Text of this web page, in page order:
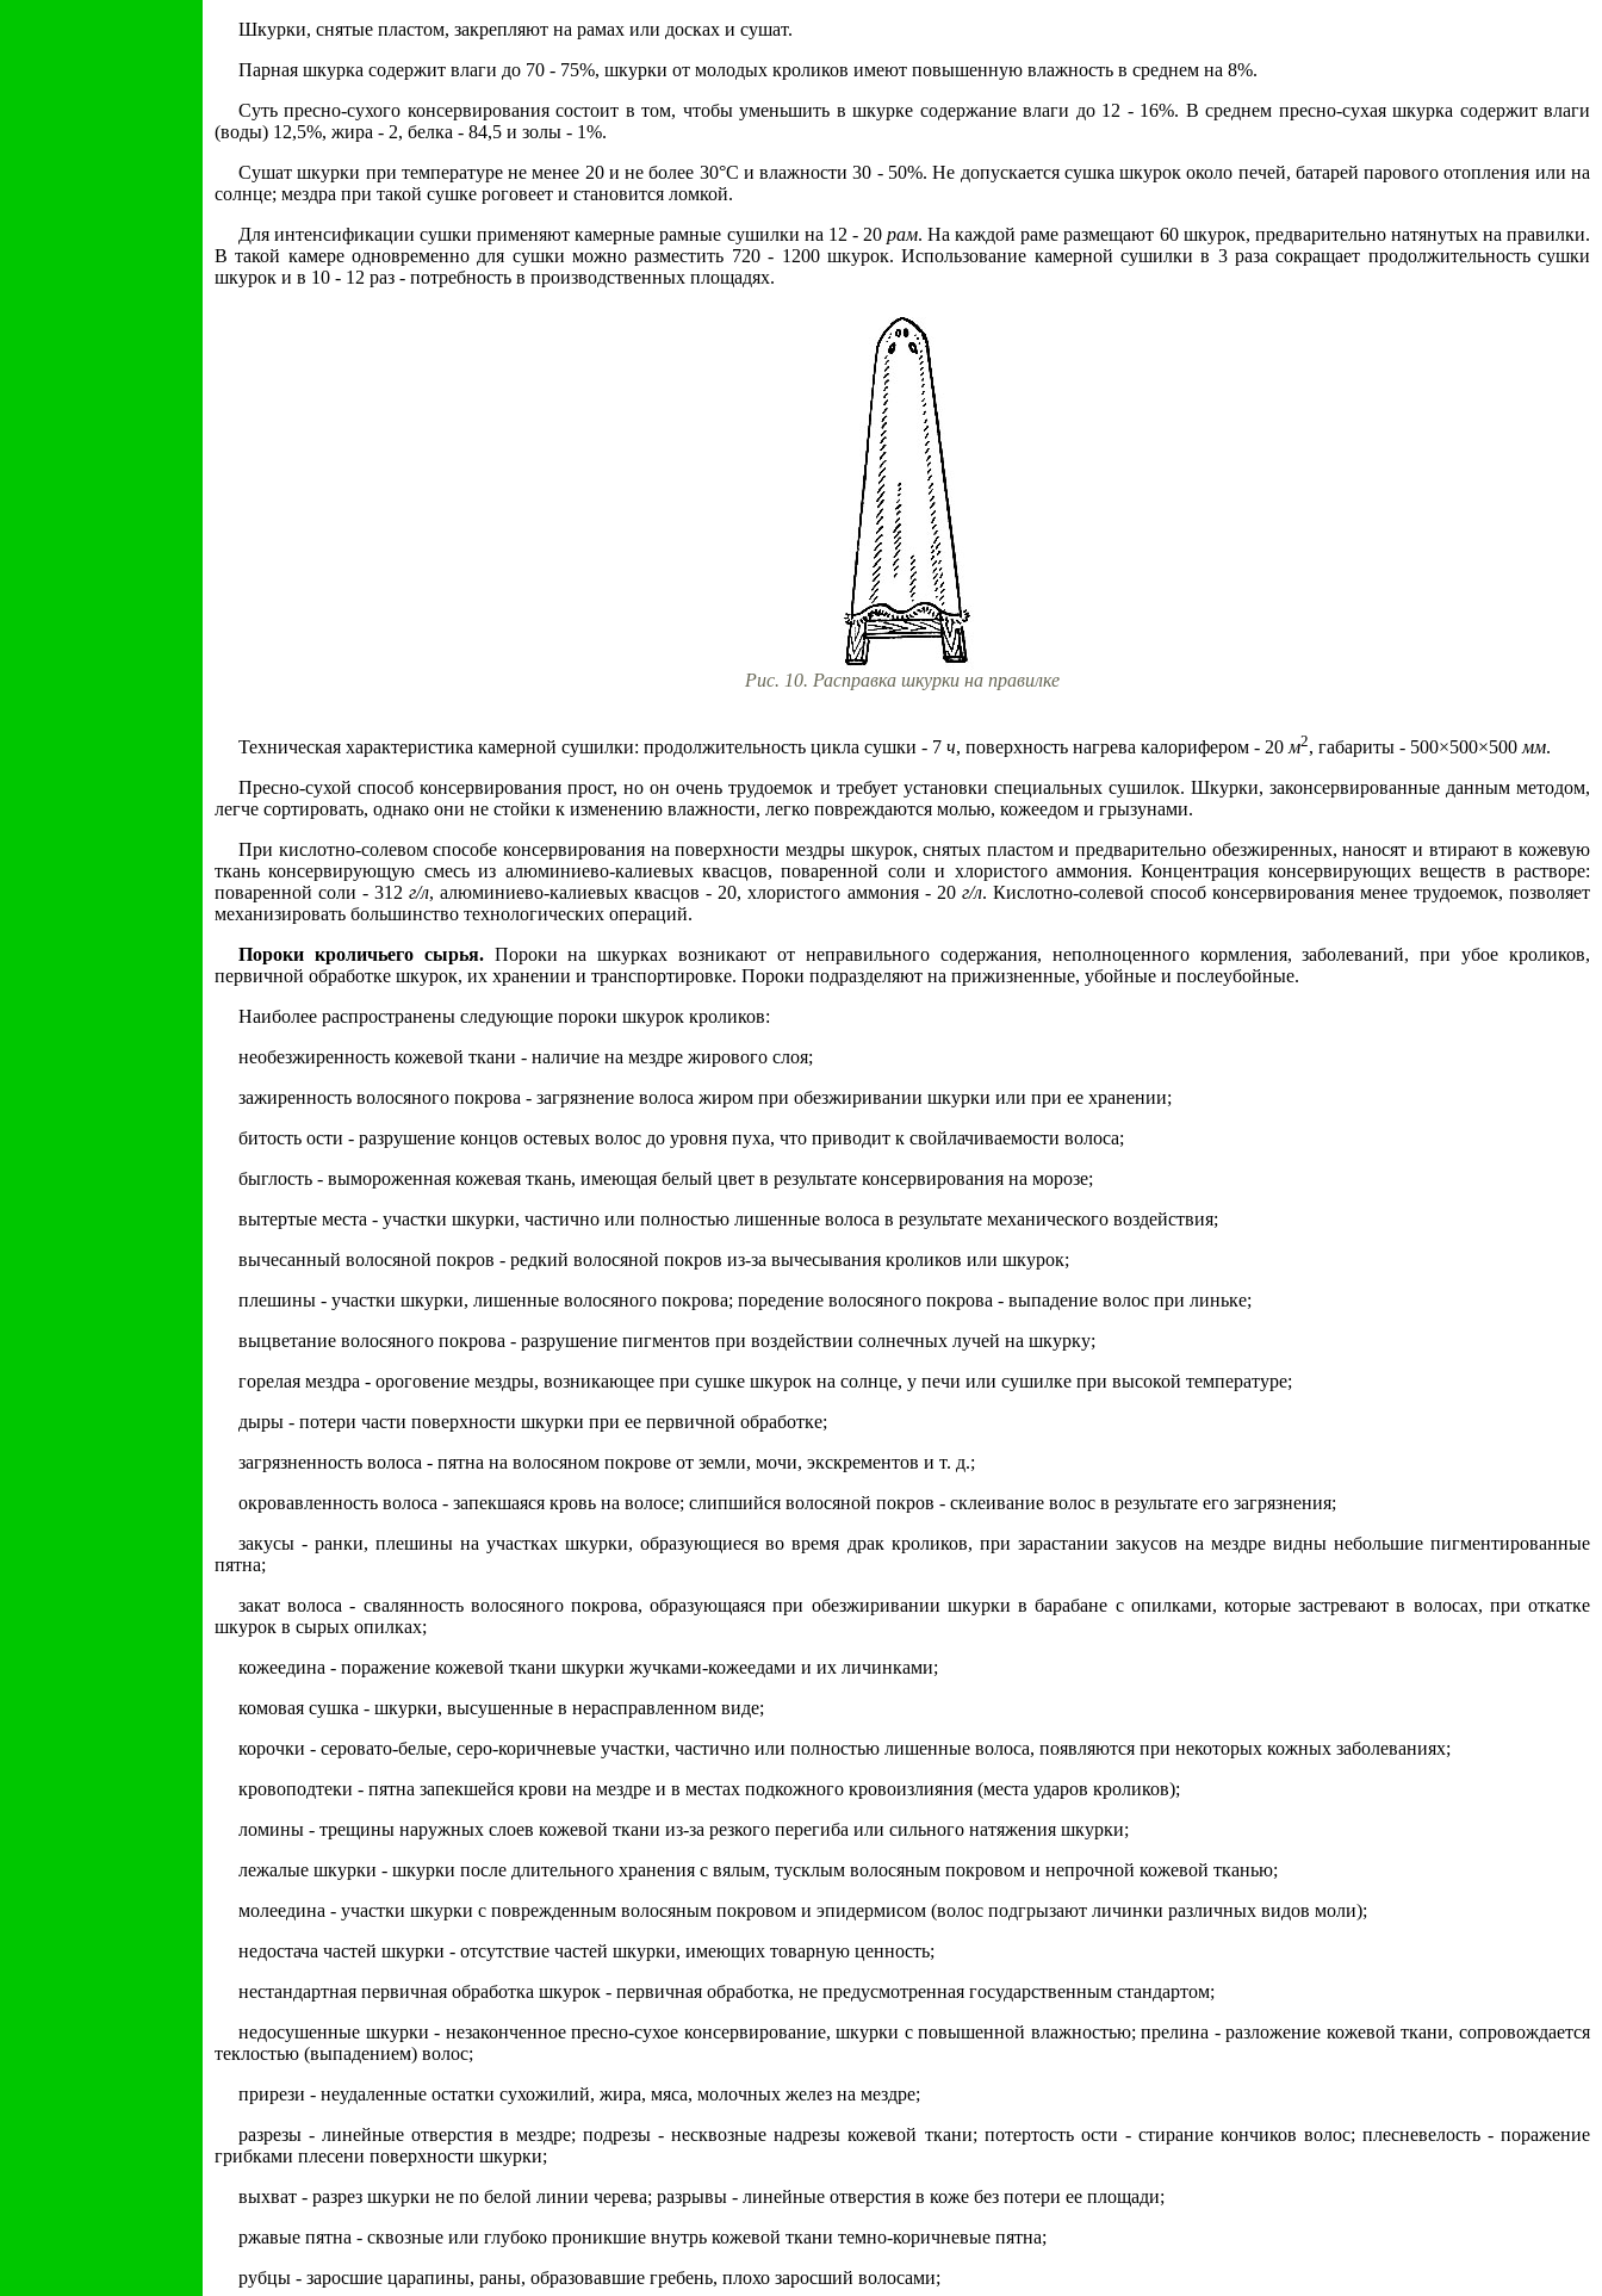
Шкурки, снятые пластом, закрепляют на рамах или досках и сушат.
Парная шкурка содержит влаги до 70 - 75%, шкурки от молодых кроликов имеют повышенную влажность в среднем на 8%.
Суть пресно-сухого консервирования состоит в том, чтобы уменьшить в шкурке содержание влаги до 12 - 16%. В среднем пресно-сухая шкурка содержит влаги
(воды) 12,5%, жира - 2, белка - 84,5 и золы - 1%.
Сушат шкурки при температуре не менее 20 и не более 30°С и влажности 30 - 50%. Не допускается сушка шкурок около печей, батарей парового отопления или на
солнце; мездра при такой сушке роговеет и становится ломкой.
Для интенсификации сушки применяют камерные рамные сушилки на 12 - 20рам. На каждой раме размещают 60 шкурок, предварительно натянутых на правилки.
В такой камере одновременно для сушки можно разместить 720 - 1200 шкурок. Использование камерной сушилки в 3 раза сокращает продолжительность сушки
шкурок и в 10 - 12 раз - потребность в производственных площадях.
Рис. 10. Расправка шкурки на правилке
Техническая характеристика камерной сушилки: продолжительность цикла сушки - 7 ч, поверхность нагрева калорифером - 20 м2, габариты - 500×500×500 мм.
Пресно-сухой способ консервирования прост, но он очень трудоемок и требует установки специальных сушилок. Шкурки, законсервированные данным методом,
легче сортировать, однако они не стойки к изменению влажности, легко повреждаются молью, кожеедом и грызунами.
При кислотно-солевом способе консервирования на поверхности мездры шкурок, снятых пластом и предварительно обезжиренных, наносят и втирают в кожевую
ткань консервирующую смесь из алюминиево-калиевых квасцов, поваренной соли и хлористого аммония. Концентрация консервирующих веществ в растворе:
поваренной соли - 312г/л, алюминиево-калиевых квасцов - 20, хлористого аммония - 20 г/л. Кислотно-солевой способ консервирования менее трудоемок, позволяет
механизировать большинство технологических операций.
Пороки кроличьего сырья.Пороки на шкурках возникают от неправильного содержания, неполноценного кормления, заболеваний, при убое кроликов,
первичной обработке шкурок, их хранении и транспортировке. Пороки подразделяют на прижизненные, убойные и послеубойные.
Наиболее распространены следующие пороки шкурок кроликов:
необезжиренность кожевой ткани - наличие на мездре жирового слоя;
зажиренность волосяного покрова - загрязнение волоса жиром при обезжиривании шкурки или при ее хранении;
битость ости - разрушение концов остевых волос до уровня пуха, что приводит к свойлачиваемости волоса;
быглость - вымороженная кожевая ткань, имеющая белый цвет в результате консервирования на морозе;
вытертые места - участки шкурки, частично или полностью лишенные волоса в результате механического воздействия;
вычесанный волосяной покров - редкий волосяной покров из-за вычесывания кроликов или шкурок;
плешины - участки шкурки, лишенные волосяного покрова; поредение волосяного покрова - выпадение волос при линьке;
выцветание волосяного покрова - разрушение пигментов при воздействии солнечных лучей на шкурку;
горелая мездра - ороговение мездры, возникающее при сушке шкурок на солнце, у печи или сушилке при высокой температуре;
дыры - потери части поверхности шкурки при ее первичной обработке;
загрязненность волоса - пятна на волосяном покрове от земли, мочи, экскрементов и т. д.;
окровавленность волоса - запекшаяся кровь на волосе; слипшийся волосяной покров - склеивание волос в результате его загрязнения;
закусы - ранки, плешины на участках шкурки, образующиеся во время драк кроликов, при зарастании закусов на мездре видны небольшие пигментированные
пятна;
закат волоса - свалянность волосяного покрова, образующаяся при обезжиривании шкурки в барабане с опилками, которые застревают в волосах, при откатке
шкурок в сырых опилках;
кожеедина - поражение кожевой ткани шкурки жучками-кожеедами и их личинками;
комовая сушка - шкурки, высушенные в нерасправленном виде;
корочки - серовато-белые, серо-коричневые участки, частично или полностью лишенные волоса, появляются при некоторых кожных заболеваниях;
кровоподтеки - пятна запекшейся крови на мездре и в местах подкожного кровоизлияния (места ударов кроликов);
ломины - трещины наружных слоев кожевой ткани из-за резкого перегиба или сильного натяжения шкурки;
лежалые шкурки - шкурки после длительного хранения с вялым, тусклым волосяным покровом и непрочной кожевой тканью;
молеедина - участки шкурки с поврежденным волосяным покровом и эпидермисом (волос подгрызают личинки различных видов моли);
недостача частей шкурки - отсутствие частей шкурки, имеющих товарную ценность;
нестандартная первичная обработка шкурок - первичная обработка, не предусмотренная государственным стандартом;
недосушенные шкурки - незаконченное пресно-сухое консервирование, шкурки с повышенной влажностью; прелина - разложение кожевой ткани, сопровождается
теклостью (выпадением) волос;
прирези - неудаленные остатки сухожилий, жира, мяса, молочных желез на мездре;
разрезы - линейные отверстия в мездре; подрезы - несквозные надрезы кожевой ткани; потертость ости - стирание кончиков волос; плесневелость - поражение
грибками плесени поверхности шкурки;
выхват - разрез шкурки не по белой линии черева; разрывы - линейные отверстия в коже без потери ее площади;
ржавые пятна - сквозные или глубоко проникшие внутрь кожевой ткани темно-коричневые пятна;
рубцы - заросшие царапины, раны, образовавшие гребень, плохо заросший волосами;